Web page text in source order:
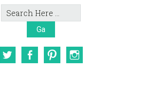
TwitterFacebookPinterest